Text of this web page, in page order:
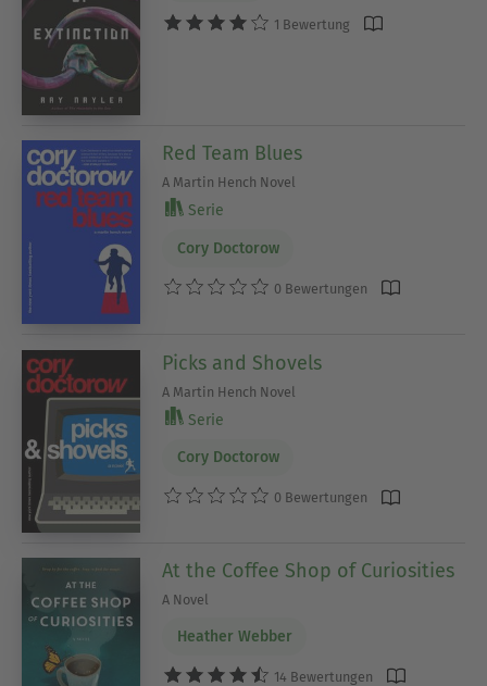
1 Bewertung
Red Team Blues
A Martin Hench Novel
Serie
Cory Doctorow
0 Bewertungen
Picks and Shovels
A Martin Hench Novel
Serie
Cory Doctorow
0 Bewertungen
At the Coffee Shop of Curiosities
A Novel
Heather Webber
14 Bewertungen